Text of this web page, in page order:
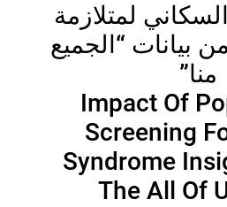
لمتلازمة
بيانات “الجميع
منا”
Impact Of
Screening
Syndrome
The All Of